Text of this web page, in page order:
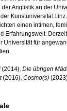
Anglistik an der
Kunstuniversität
einen intimen,
Erfahrungswelt.
Universität für
(2014), Die übrigen
(2016), Cosmo(s)